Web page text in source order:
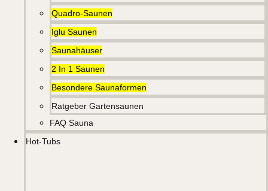
Quadro-Saunen
Iglu Saunen
Saunahäuser
2 In 1 Saunen
Besondere Saunaformen
Ratgeber Gartensaunen
FAQ Sauna
Hot-Tubs